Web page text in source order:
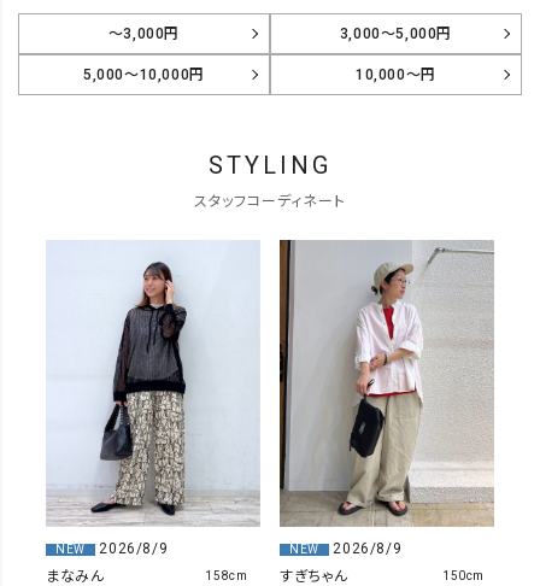
～3,000円 3,000～5,000円
5,000～10,000円 10,000～円
STYLING
スタッフコーディネート
NEW
2026/8/9
まなみん
158cm
NEW
2026/8/9
すぎちゃん
150cm